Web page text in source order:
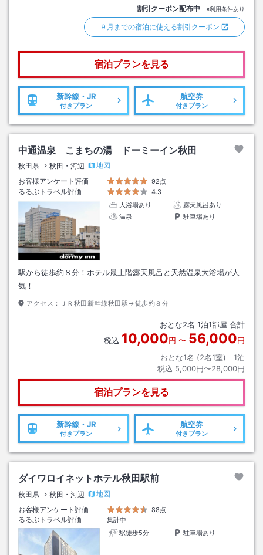
割引クーポン配布中 ※利用条件あり
９月までの宿泊に使える割引クーポン
宿泊プランを見る
新幹線・JR
付きプラン
航空券
付きプラン
中通温泉 こまちの湯 ドーミーイン秋田
秋田県 秋田・河辺
地図
お客様アンケート評価
92点
るるぶトラベル評価
4.3
大浴場あり
露天風呂あり
温泉
駐車場あり
駅から徒歩約８分！ホテル最上階露天風呂と天然温泉大浴場が人
気！
アクセス： ＪＲ秋田新幹線秋田駅→徒歩約８分
おとな2名 1泊1部屋 合計
税込 10,000円 〜 56,000円
おとな1名 (2名1室)｜ 1泊
税込 5,000円〜28,000円
宿泊プランを見る
新幹線・JR
付きプラン
航空券
付きプラン
ダイワロイネットホテル秋田駅前
秋田県 秋田・河辺
地図
お客様アンケート評価
88点
るるぶトラベル評価
集計中
駅徒歩5分
駐車場あり